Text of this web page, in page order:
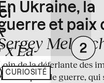
x La
CURIOSITÉ
Ukraine, la
et paix
de la déferlante des
de guerre, qui